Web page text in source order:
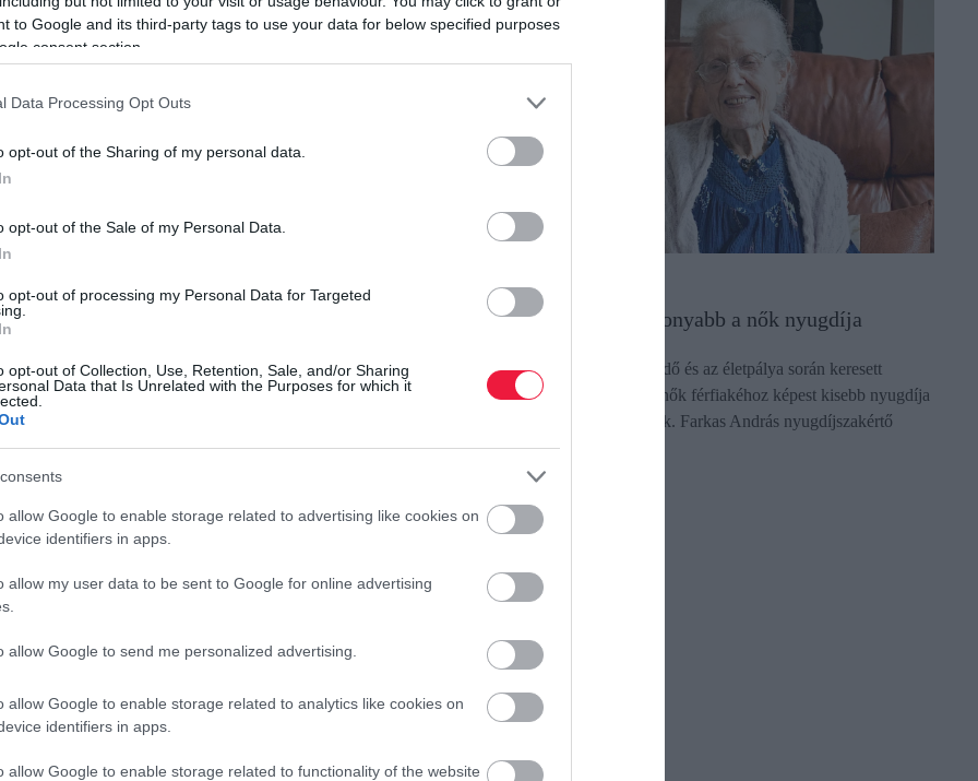
to Google and its third-party tags to use your data for below specified purposes
consent section.
Data Processing Opt Outs
opt-out of the Sharing of my personal data.
opt-out of the Sale of my Personal Data.
opt-out of processing my Personal Data for Targeted
opt-out of Collection, Use, Retention, Sale, and/or Sharing
Data that Is Unrelated with the Purposes for which it
allow Google to enable storage related to advertising like cookies on
identifiers in apps.
allow my user data to be sent to Google for online advertising
allow Google to send me personalized advertising.
allow Google to enable storage related to analytics like cookies on
identifiers in apps.
allow Google to enable storage related to functionality of the website
és a technikai SEO. Az előbbi azzal foglalkozik, hogy
és megfelelő mértékben használja-e azokat a fontos
beírnak a keresőkbe. A technikai SEO magában foglalja
biztosítását, és a SEO-barát URL-ek használatát.
jobbá tenni a weboldalad, hiszen egy felkészült
Ezért hozz létre és oszd meg rendszeresen azokat
vagy megoldást nyújtanak a célközönséged számára. A
népszerűek, mivel segítenek felhívni a figyelmet a
élményét!
viselkedését és elégedettségét. Legyen intuitív,
és barátságos a mobil és asztali felhasználók számára
maradnak az oldalon, hanem növeli az esélyét annak
legaktívabb, és rendszeresen posztolj tartalmat, amely
6 ok, ami miatt alacsonyabb a nők nyugdíja
A nyugdíjakat a szolgálati idő és az életpálya során keresett
bérekből állapítják meg. A nők férfiakéhoz képest kisebb nyugdíja
tehát a bérhátrányból adódik. Farkas András nyugdíjszakértő
friss…
rectangle